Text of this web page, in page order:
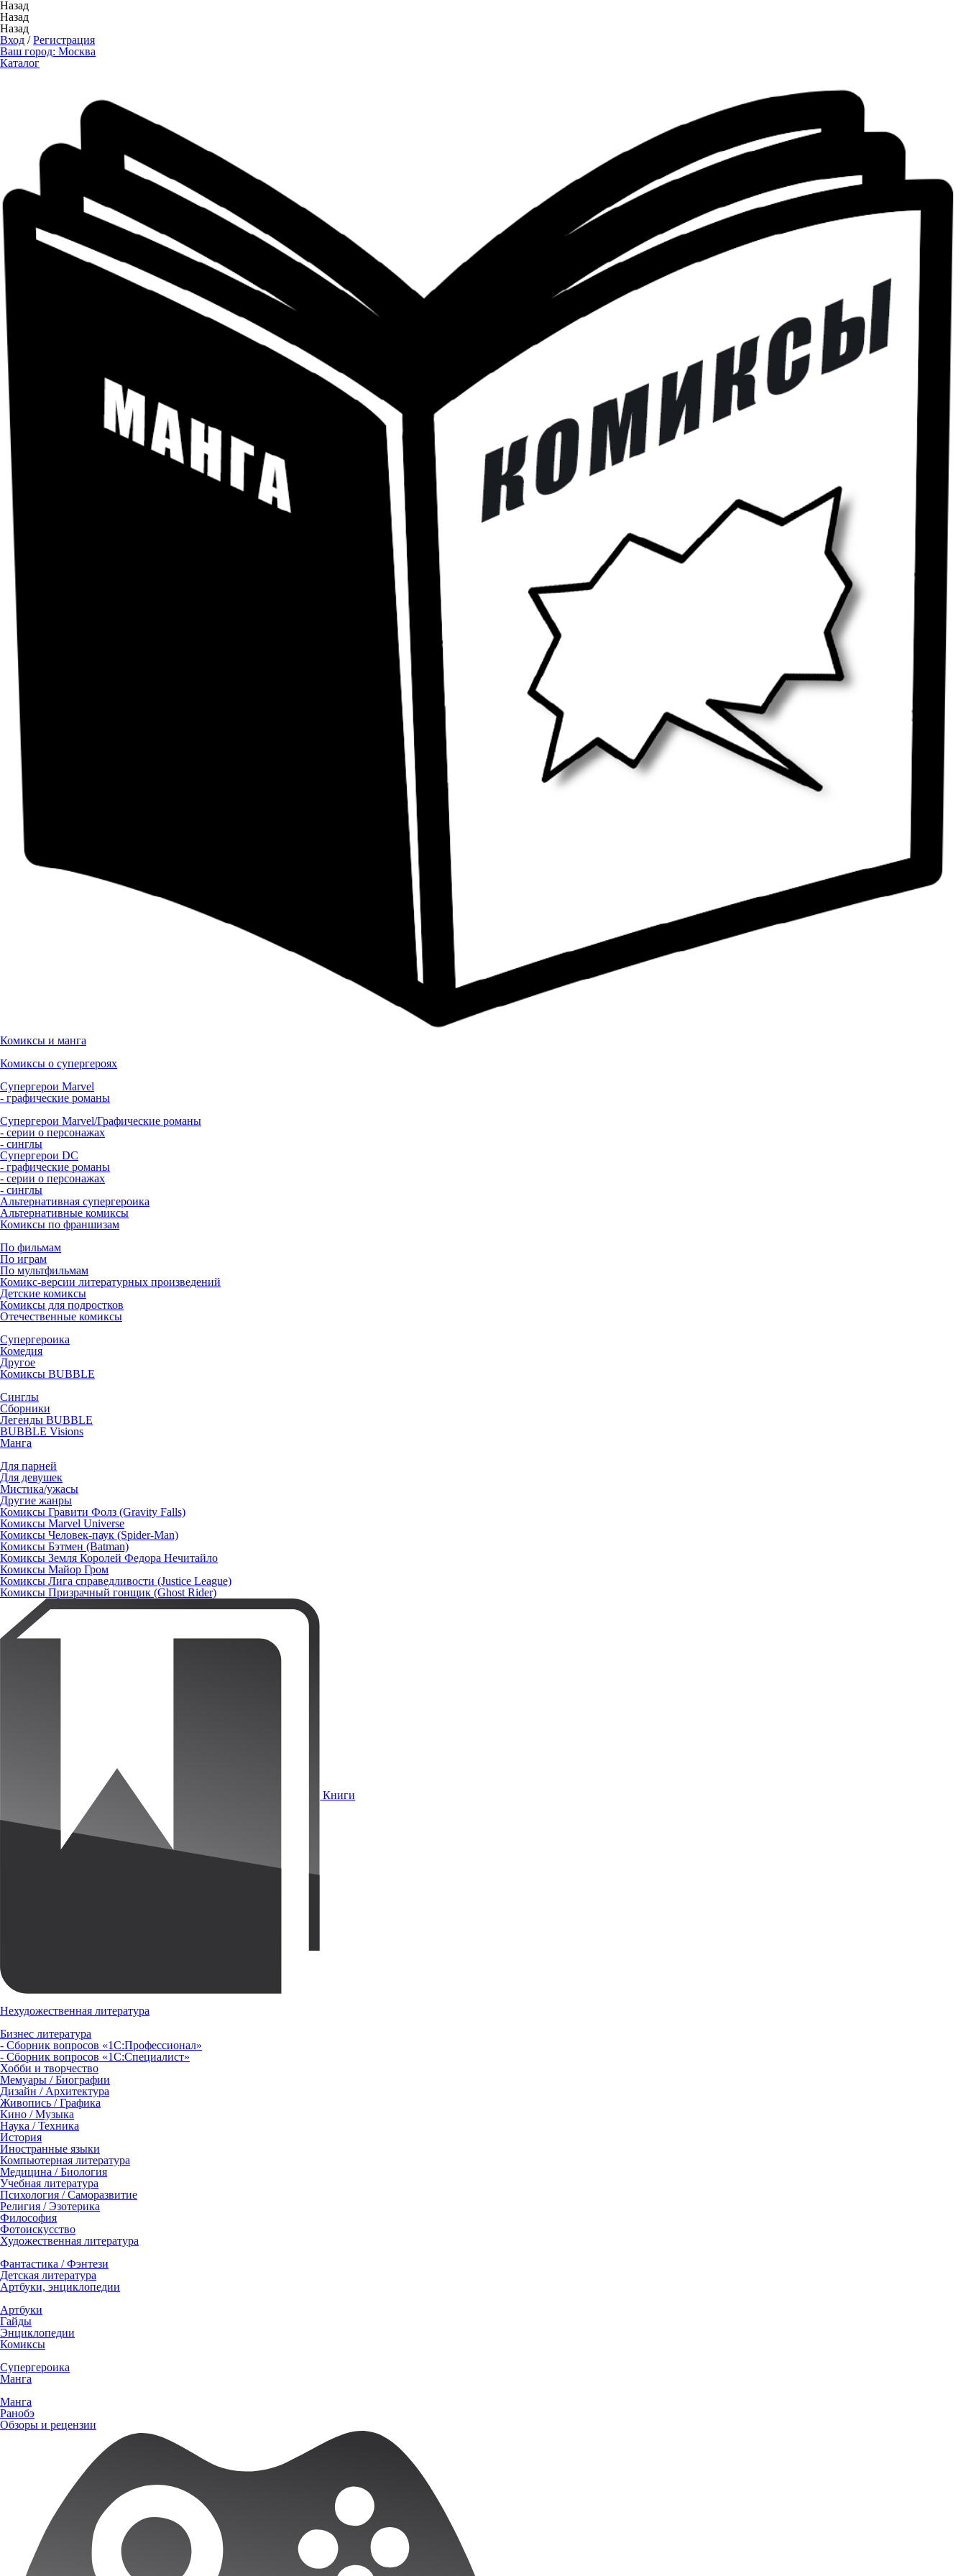
Назад
Назад
Назад
Вход /Регистрация
Ваш город: Москва
Каталог
Комиксы и манга
Комиксы о супергероях
Супергерои Marvel
- графические романы
Супергерои Marvel/Графические романы
- серии о персонажах
- синглы
Супергерои DC
- графические романы
- серии о персонажах
- синглы
Альтернативная супергероика
Альтернативные комиксы
Комиксы по франшизам
По фильмам
По играм
По мультфильмам
Комикс-версии литературных произведений
Детские комиксы
Комиксы для подростков
Отечественные комиксы
Супергероика
Комедия
Другое
Комиксы BUBBLE
Синглы
Сборники
Легенды BUBBLE
BUBBLE Visions
Манга
Для парней
Для девушек
Мистика/ужасы
Другие жанры
Комиксы Гравити Фолз (Gravity Falls)
Комиксы Marvel Universe
Комиксы Человек-паук (Spider-Man)
Комиксы Бэтмен (Batman)
Комиксы Земля Королей Федора Нечитайло
Комиксы Майор Гром
Комиксы Лига справедливости (Justice League)
Комиксы Призрачный гонщик (Ghost Rider)
Книги
Нехудожественная литература
Бизнес литература
- Сборник вопросов «1С:Профессионал»
- Сборник вопросов «1С:Специалист»
Хобби и творчество
Мемуары / Биографии
Дизайн / Архитектура
Живопись / Графика
Кино / Музыка
Наука / Техника
История
Иностранные языки
Компьютерная литература
Медицина / Биология
Учебная литература
Психология / Саморазвитие
Религия / Эзотерика
Философия
Фотоискусство
Художественная литература
Фантастика / Фэнтези
Детская литература
Артбуки, энциклопедии
Артбуки
Гайды
Энциклопедии
Комиксы
Супергероика
Манга
Манга
Ранобэ
Обзоры и рецензии